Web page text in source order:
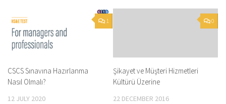
1
CSCS Sınavına Hazırlanma
Nasıl Olmalı?
12 JULY 2020
0
Şikayet ve Müşteri Hizmetleri
Kültürü Üzerine
22 DECEMBER 2016